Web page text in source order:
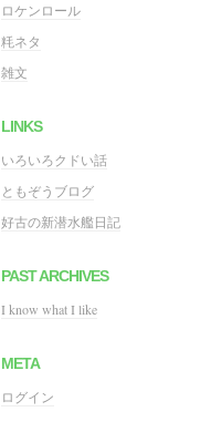
ロケンロール
粍ネタ
雑文
LINKS
いろいろクドい話
ともぞうブログ
好古の新潜水艦日記
PAST ARCHIVES
I know what I like
META
ログイン